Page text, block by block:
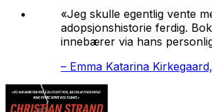
«Jeg skulle egentlig vente
adopsjonshistorie ferdig.
innebærer via hans
– Emma Katarina